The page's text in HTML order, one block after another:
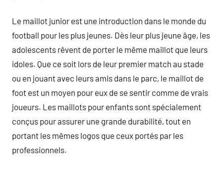
Le maillot junior est une introduction dans le monde du
football pour les plus jeunes. Dès leur plus jeune âge, les
adolescents rêvent de porter le même maillot que leurs
idoles. Que ce soit lors de leur premier match au stade
ou en jouant avec leurs amis dans le parc, le maillot de
foot est un moyen pour eux de se sentir comme de vrais
joueurs. Les maillots pour enfants sont spécialement
conçus pour assurer une grande durabilité, tout en
portant les mêmes logos que ceux portés par les
professionnels.